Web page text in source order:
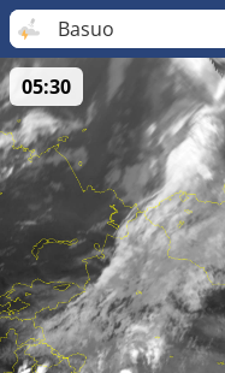
Basuo
05:30